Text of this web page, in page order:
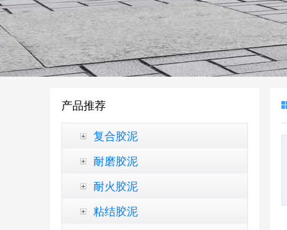
产品推荐
复合胶泥
耐磨胶泥
耐火胶泥
粘结胶泥